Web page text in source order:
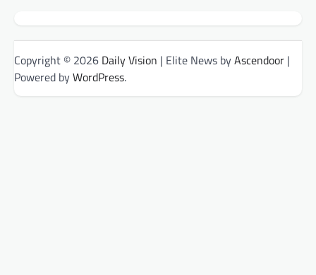
Copyright © 2026 Daily Vision | Elite News byAscendoor |
Powered byWordPress.